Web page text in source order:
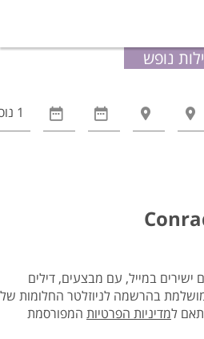
נופש
ישירים במייל, עם מבצעים, דילים
בהרשמה לניוזלטר החלומות של
למדיניות הפרטיות המפורסמת